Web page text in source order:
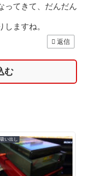
ってきて、だんだん
ますね。
返信
む
い出し